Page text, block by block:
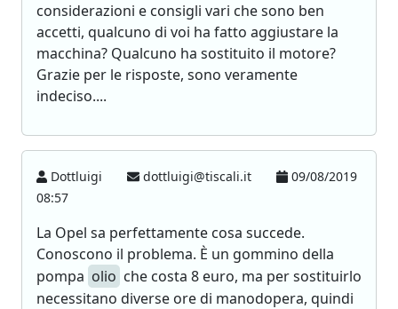
considerazioni e consigli vari che sono ben
accetti, qualcuno di voi ha fatto aggiustare la
macchina? Qualcuno ha sostituito il motore?
Grazie per le risposte, sono veramente
indeciso....
Dottluigi dottluigi@tiscali.it
09/08/2019
08:57
La Opel sa perfettamente cosa succede.
Conoscono il problema. È un gommino della
pompa olio che costa 8 euro, ma per sostituirlo
necessitano diverse ore di manodopera, quindi